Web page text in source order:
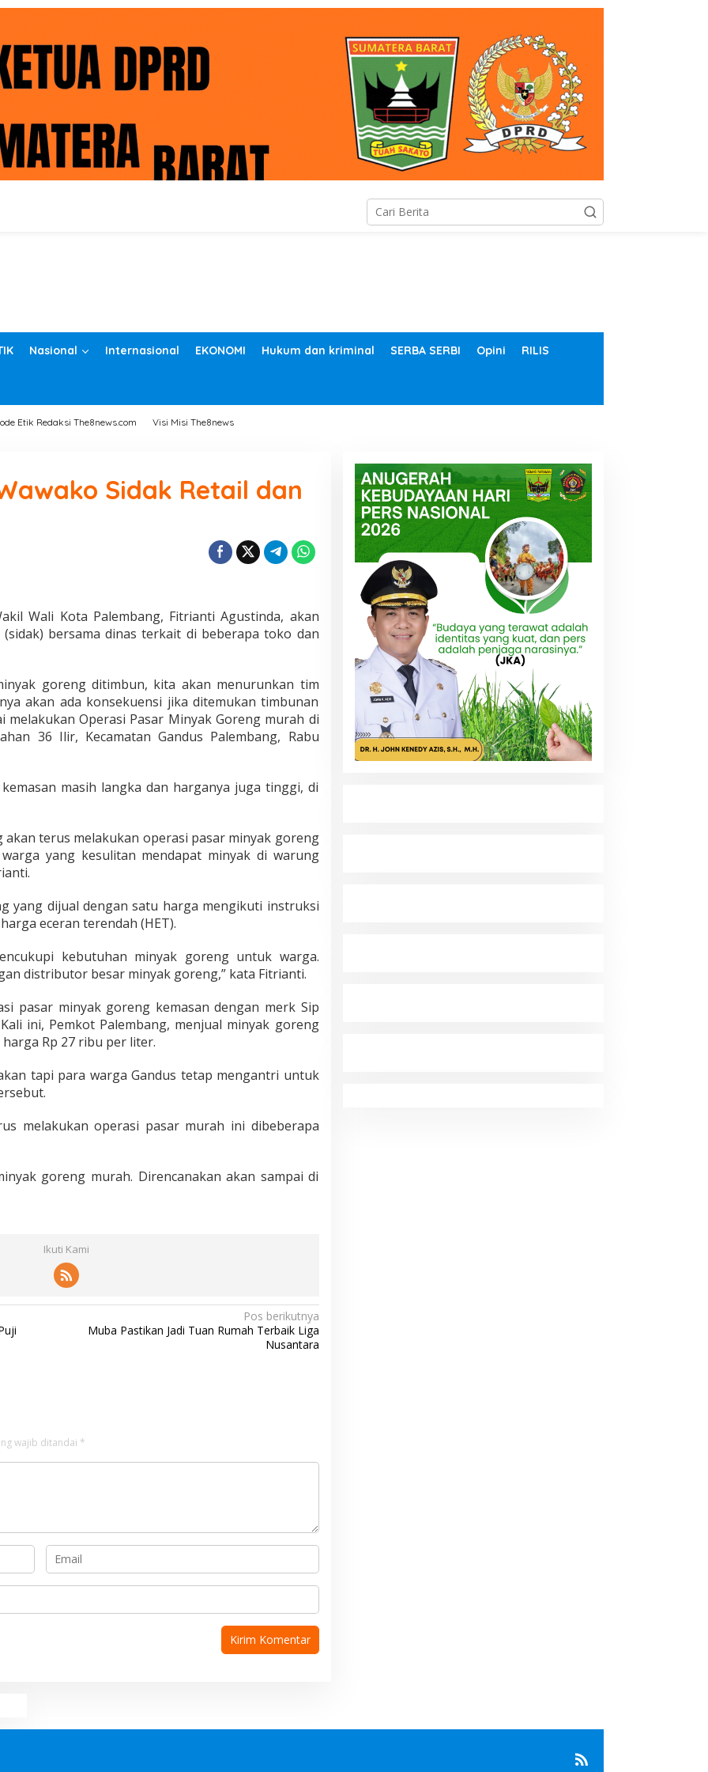
Nasional Internasional EKONOMI Hukum dan kriminal SERBA SERBI Opini RILIS
Etik Redaksi The8news.com Visi Misi The8news
Sidak Retail dan
Wali Kota Palembang, Fitrianti Agustinda, akan
bersama dinas terkait di beberapa toko dan
goreng ditimbun, kita akan menurunkan tim
akan ada konsekuensi jika ditemukan timbunan
melakukan Operasi Pasar Minyak Goreng murah di
36 Ilir, Kecamatan Gandus Palembang, Rabu
masih langka dan harganya juga tinggi, di
akan terus melakukan operasi pasar minyak goreng
yang kesulitan mendapat minyak di warung
yang dijual dengan satu harga mengikuti instruksi
eceran terendah (HET).
kebutuhan minyak goreng untuk warga.
distributor besar minyak goreng,” kata Fitrianti.
pasar minyak goreng kemasan dengan merk Sip
ini, Pemkot Palembang, menjual minyak goreng
Rp 27 ribu per liter.
tapi para warga Gandus tetap mengantri untuk
melakukan operasi pasar murah ini dibeberapa
goreng murah. Direncanakan akan sampai di
Ikuti Kami
Pos berikutnya
Muba Pastikan Jadi Tuan Rumah Terbaik Liga
Nusantara
wajib ditandai *